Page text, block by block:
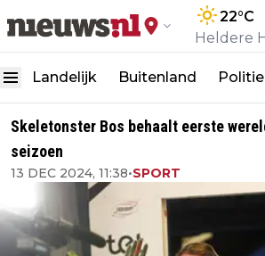
22°C
Heldere
Landelijk Buitenland
Skeletonster Bos behaalt eerste
seizoen
13 DEC 2024, 11:38•SPORT